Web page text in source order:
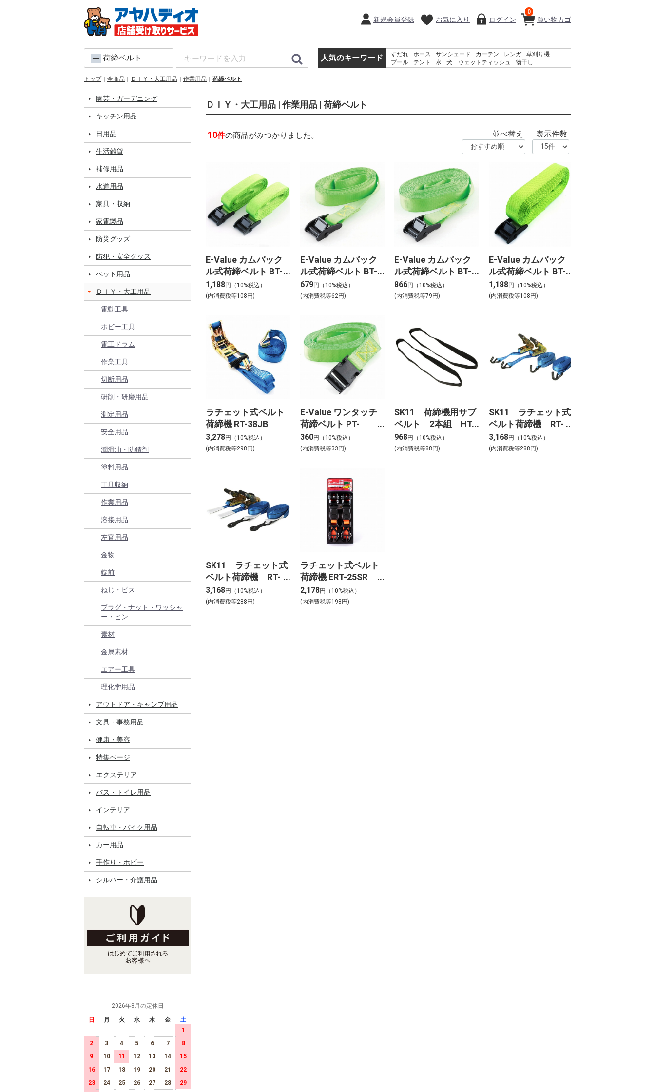
買い物カゴ
0
新規会員登録 お気に入り ログイン
荷締ベルト 人気のキーワード すだれ ホース サンシェード カーテン レンガ
草刈り機
プール
テント 水 犬 ウェットティッシュ
物干し
トップ 全商品 ＤＩＹ・大工用品 作業用品 荷締ベルト
園芸・ガーデニング
キッチン用品
日用品
生活雑貨
補修用品
水道用品
家具・収納
家電製品
防災グッズ
防犯・安全グッズ
ペット用品
ＤＩＹ・大工用品
電動工具
ホビー工具
電工ドラム
作業工具
切断用品
研削・研磨用品
測定用品
安全用品
潤滑油・防錆剤
塗料用品
工具収納
作業用品
溶接用品
左官用品
金物
錠前
ねじ・ビス
プラグ・ナット・ワッシャ
ー・ピン
素材
金属素材
エアー工具
理化学用品
アウトドア・キャンプ用品
文具・事務用品
健康・美容
特集ページ
エクステリア
バス・トイレ用品
インテリア
自転車・バイク用品
カー用品
手作り・ホビー
シルバー・介護用品
2026年8月の定休日
日 月 火 水 木 金
土
1
2
3 4 5 6 7
8
9
10 11 12 13 14
15
16
17 18 19 20 21
22
23
24 25 26 27 28 29
ＤＩＹ・大工用品 | 作業用品 | 荷締ベルト
10件の商品がみつかりました。 並べ替え 表示件数
E-Value カムバック
ル式荷締ベルト BT-
252(LG)2pcs
1,188円（10%税込）
(内消費税等108円)
E-Value カムバック
ル式荷締ベルト BT-
252(LG)
679円（10%税込）
(内消費税等62円)
E-Value カムバック
ル式荷締ベルト BT-
254(LG)
866円（10%税込）
(内消費税等79円)
E-Value カムバック
ル式荷締ベルト BT-
256(LG)
1,188円（10%税込）
(内消費税等108円)
ラチェット式ベルト
荷締機 RT-38JB
3,278円（10%税込）
(内消費税等298円)
E-Value ワンタッチ
荷締ベルト PT-
252(LG)
360円（10%税込）
(内消費税等33円)
SK11 荷締機用サブ
ベルト 2本組 HT-
45BL 2PCS
968円（10%税込）
(内消費税等88円)
SK11 ラチェット式
ベルト荷締機 RT-
32JB 2pcs
3,168円（10%税込）
(内消費税等288円)
SK11 ラチェット式
ベルト荷締機 RT-
32LB 2pcs
3,168円（10%税込）
(内消費税等288円)
ラチェット式ベルト
荷締機 ERT-25SR
2PCS
2,178円（10%税込）
(内消費税等198円)